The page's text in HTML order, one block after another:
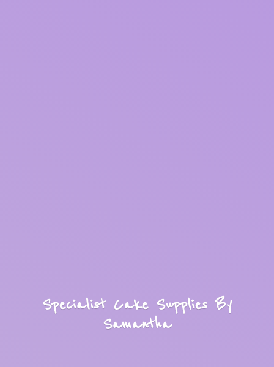
Specialist Cake SuppliesBy
Samantha